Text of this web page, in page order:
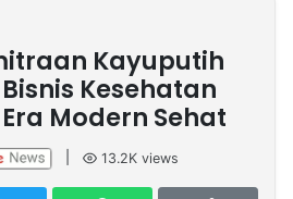
Kayuputih
Kesehatan
Modern Sehat
13.2K views